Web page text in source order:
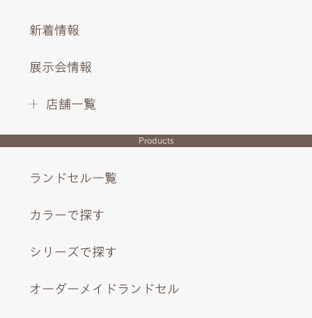
新着情報
展示会情報
店舗一覧
Products
ランドセル一覧
カラーで探す
シリーズで探す
オーダーメイドランドセル